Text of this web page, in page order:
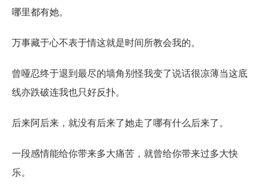
哪里都有她。
万事藏于心不表于情这就是时间所教会我的。
曾哑忍终于退到最尽的墙角别怪我变了说话很凉薄当这底
线亦跌破连我也只好反扑。
后来阿后来，就没有后来了她走了哪有什么后来了。
一段感情能给你带来多大痛苦，就曾给你带来过多大快
乐。